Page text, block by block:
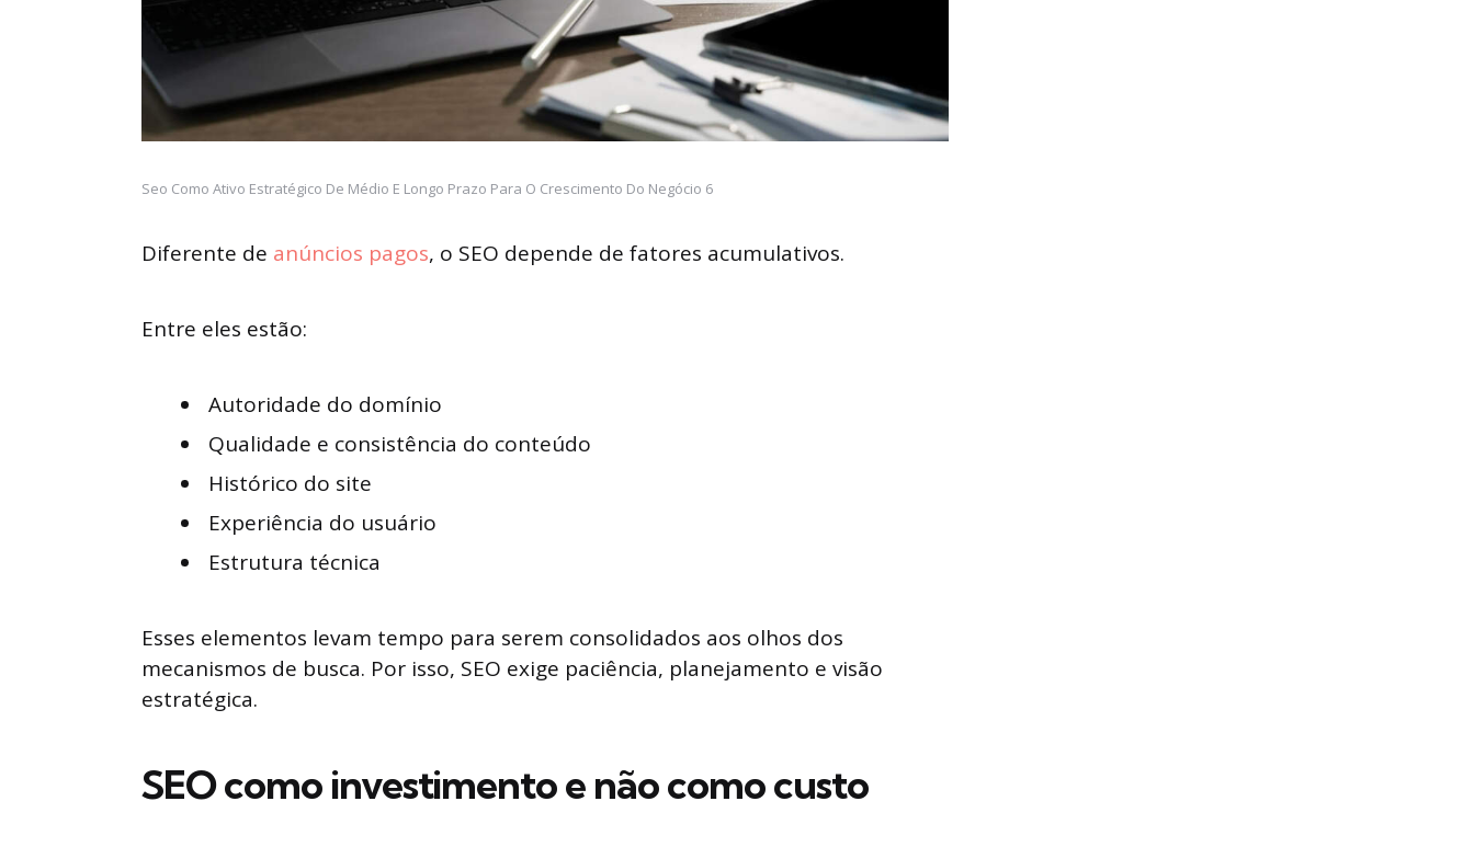
Seo Como Ativo Estratégico De Médio E Longo Prazo Para O Crescimento Do Negócio 6
Diferente de anúncios pagos, o SEO depende de fatores acumulativos.
Entre eles estão:
Autoridade do domínio
Qualidade e consistência do conteúdo
Histórico do site
Experiência do usuário
Estrutura técnica
Esses elementos levam tempo para serem consolidados aos olhos dos
mecanismos de busca. Por isso, SEO exige paciência, planejamento e visão
estratégica.
SEO como investimento e não como custo